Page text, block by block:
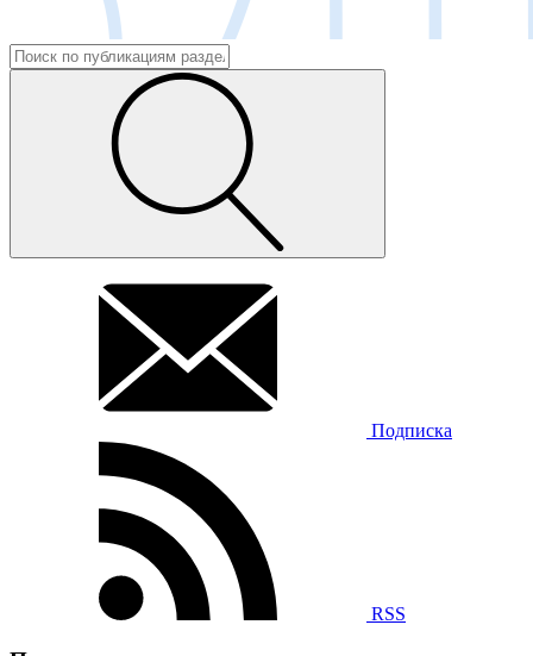
Подписка
RSS